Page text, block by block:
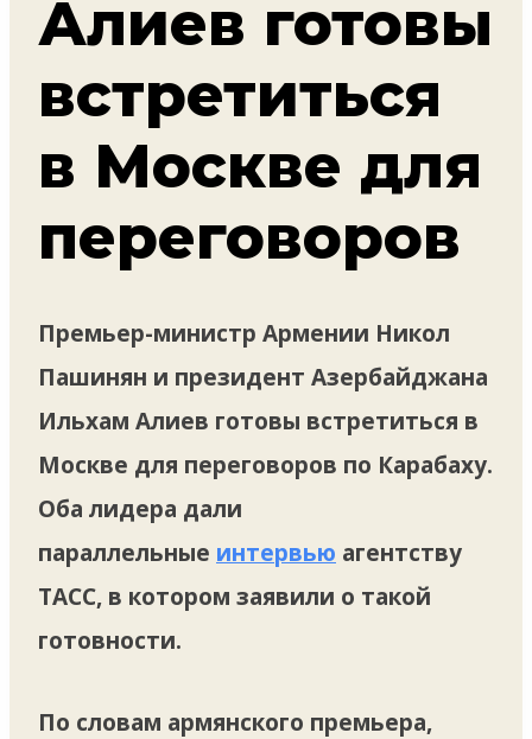
Алиев готовы
встретиться
в Москве для
переговоров
Премьер-министр Армении Никол
Пашинян и президент Азербайджана
Ильхам Алиев готовы встретиться в
Москве для переговоров по Карабаху.
Оба лидера дали
параллельные интервью агентству
ТАСС, в котором заявили о такой
готовности.
По словам армянского премьера,